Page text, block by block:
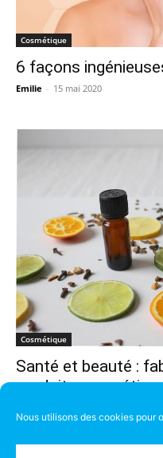
Nous utilisons des cookies pour
Cosmétique
6 façons
Emilie - 15 mai 2020
Cosmétique
Santé et beauté :
produits